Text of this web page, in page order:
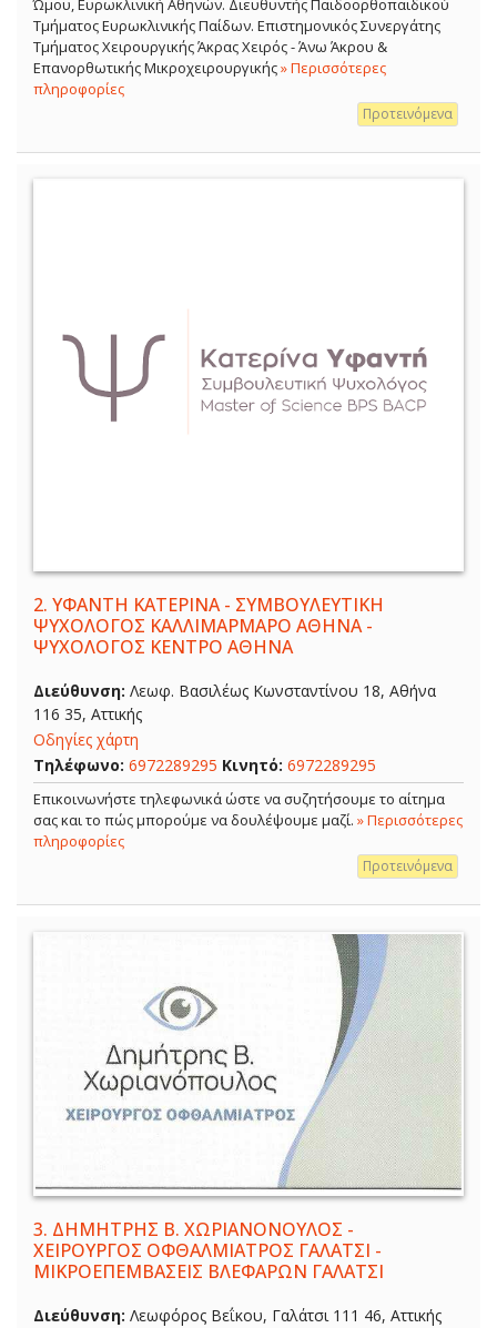
Ώμου, Ευρωκλινική Αθηνών. Διευθυντής Παιδοορθοπαιδικού
Τμήματος Ευρωκλινικής Παίδων. Επιστημονικός Συνεργάτης
Τμήματος Χειρουργικής Άκρας Χειρός - Άνω Άκρου &
Επανορθωτικής Μικροχειρουργικής» Περισσότερες
πληροφορίες
Προτεινόμενα
2. ΥΦΑΝΤΗ ΚΑΤΕΡΙΝΑ - ΣΥΜΒΟΥΛΕΥΤΙΚΗ
ΨΥΧΟΛΟΓΟΣ ΚΑΛΛΙΜΑΡΜΑΡΟ ΑΘΗΝΑ -
ΨΥΧΟΛΟΓΟΣ ΚΕΝΤΡΟ ΑΘΗΝΑ
Διεύθυνση: Λεωφ. Βασιλέως Κωνσταντίνου 18, Αθήνα
116 35, Αττικής
Οδηγίες χάρτη
Τηλέφωνο: 6972289295 Κινητό: 6972289295
Επικοινωνήστε τηλεφωνικά ώστε να συζητήσουμε το αίτημα
σας και το πώς μπορούμε να δουλέψουμε μαζί. » Περισσότερες
πληροφορίες
Προτεινόμενα
3. ΔΗΜΗΤΡΗΣ Β. ΧΩΡΙΑΝΟΝΟΥΛΟΣ -
ΧΕΙΡΟΥΡΓΟΣ ΟΦΘΑΛΜΙΑΤΡΟΣ ΓΑΛΑΤΣΙ -
ΜΙΚΡΟΕΠΕΜΒΑΣΕΙΣ ΒΛΕΦΑΡΩΝ ΓΑΛΑΤΣΙ
Διεύθυνση: Λεωφόρος Βεΐκου, Γαλάτσι 111 46, Αττικής